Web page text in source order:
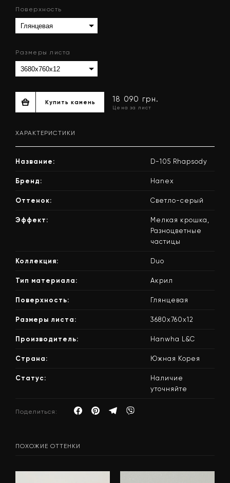
Поверхность
Размеры листа
18 090 грн.
Цена за лист
ХАРАКТЕРИСТИКИ
Название: D-105 Rhapsody
Бренд: Hanex
Оттенок: Светло-серый
Эффект:
Мелкая крошка,
Разноцветные
частицы
Коллекция: Duo
Тип материала: Акрил
Поверхность: Глянцевая
Размеры листа: 3680x760x12
Производитель: Hanwha L&C
Страна: Южная Корея
Статус:
Наличие
уточняйте
Поделиться:
ПОХОЖИЕ ОТТЕНКИ